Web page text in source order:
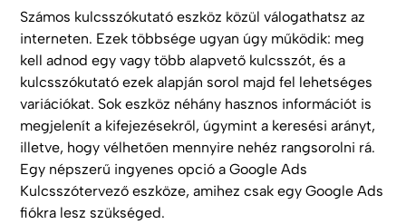
Számos kulcsszókutató eszköz közül válogathatsz az
interneten. Ezek többsége ugyan úgy működik: meg
kell adnod egy vagy több alapvető kulcsszót, és a
kulcsszókutató ezek alapján sorol majd fel lehetséges
variációkat. Sok eszköz néhány hasznos információt is
megjelenít a kifejezésekről, úgymint a keresési arányt,
illetve, hogy vélhetően mennyire nehéz rangsorolni rá.
Egy népszerű ingyenes opció a Google Ads
Kulcsszótervező eszköze, amihez csak egy Google Ads
fiókra lesz szükséged.